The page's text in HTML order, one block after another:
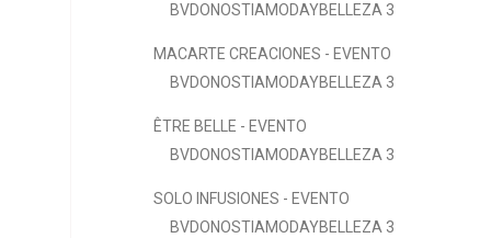
BVDONOSTIAMODAYBELLEZA 3
MACARTE CREACIONES - EVENTO
BVDONOSTIAMODAYBELLEZA 3
ÊTRE BELLE - EVENTO
BVDONOSTIAMODAYBELLEZA 3
SOLO INFUSIONES - EVENTO
BVDONOSTIAMODAYBELLEZA 3